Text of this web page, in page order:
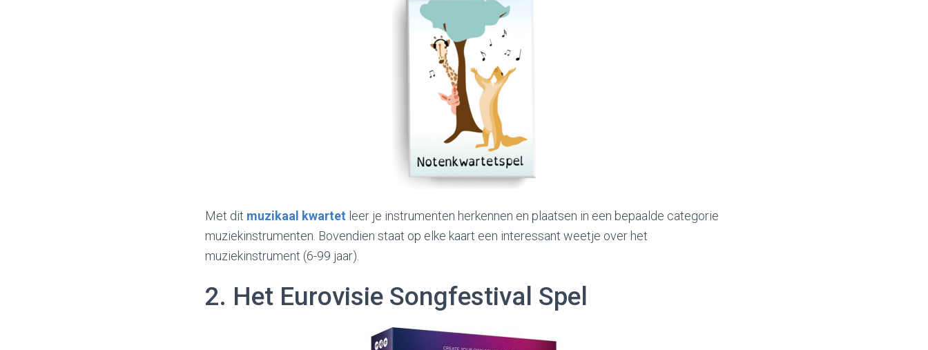
Met dit muzikaal kwartet leer je instrumenten herkennen en plaatsen in een bepaalde categorie
muziekinstrumenten. Bovendien staat op elke kaart een interessant weetje over het
muziekinstrument (6-99 jaar).
2. Het Eurovisie Songfestival Spel